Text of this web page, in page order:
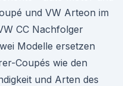
und VW Arteon im
CC Nachfolger
Modelle ersetzen
Coupés wie den
und Arten des